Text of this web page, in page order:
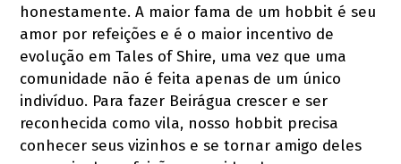
honestamente. A maior fama de um hobbit é seu
amor por refeições e é o maior incentivo de
evolução em Tales of Shire, uma vez que uma
comunidade não é feita apenas de um único
indivíduo. Para fazer Beirágua crescer e ser
reconhecida como vila, nosso hobbit precisa
conhecer seus vizinhos e se tornar amigo deles